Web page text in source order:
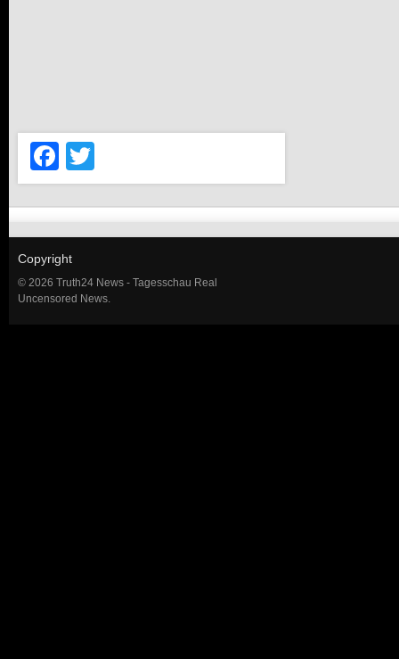
Facebook
Copyright
© 2026 Truth24 News - Tagesschau Real
Uncensored News.